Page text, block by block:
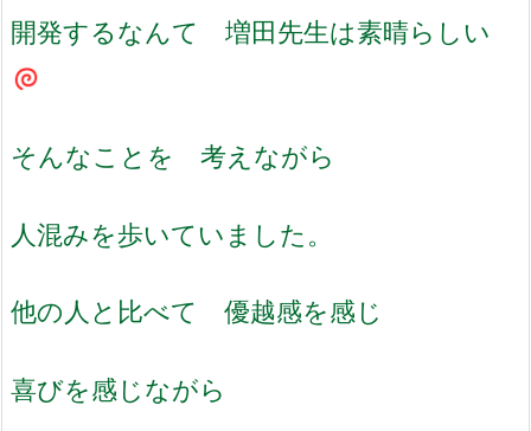
開発するなんて 増田先生は素晴らしい
そんなことを 考えながら
人混みを歩いていました。
他の人と比べて 優越感を感じ
喜びを感じながら